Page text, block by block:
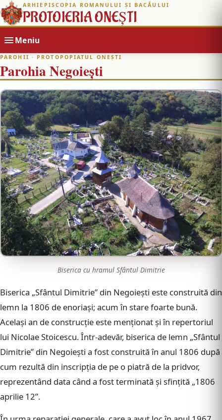
ARHIEPISCOPIA ROMANULUI ȘI BACĂULUI
PROTOIERIA ONEȘTI
Meniu
PAROHII · PROTOPOPIATUL ONEȘTI
Parohia Negoiești
Biserica cu hramul Sfântul Dimitrie
Biserica „Sfântul Dimitrie” din Negoieşti este construită din
lemn la 1806 de enoriaşi; acum în stare foarte bună.
Acelaşi an de construcţie este menţionat şi în repertoriul
lui Nicolae Stoicescu. Într-adevăr, biserica de lemn „Sfântul
Dimitrie” din Negoieşti a fost construită în anul 1806 după
cum rezultă din inscripţia de pe o piatră de la pridvor,
reprezentând data când a fost terminată şi sfinţită „1806
aprilie 12”.